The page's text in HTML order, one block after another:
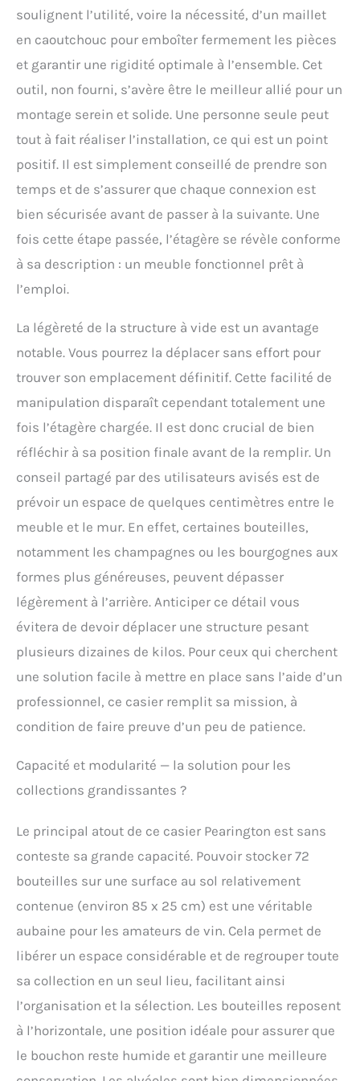
empêchant les
oscillations,
l'inclinaison ou les
chutes accidentelles
Construction en bois de
est exceptionnellement
robuste avec un
minimum de
rétrécissement ou de
gonflement. Le grain du
bois naturel peut être
amélioré avec une
teinture à base d'huile
pour compléter
parfaitement n'importe
conçu pour un
ne prend que 5 minutes
sans avoir besoin
vis ; assurez-vous que
toutes les pièces sont
correctement
positionnées avant
l'assemblage
soulignent l’utilité, voire la nécessité, d’un maillet
en caoutchouc pour emboîter fermement les pièces
et garantir une rigidité optimale à l’ensemble. Cet
outil, non fourni, s’avère être le meilleur allié pour un
montage serein et solide. Une personne seule peut
tout à fait réaliser l’installation, ce qui est un point
positif. Il est simplement conseillé de prendre son
temps et de s’assurer que chaque connexion est
bien sécurisée avant de passer à la suivante. Une
fois cette étape passée, l’étagère se révèle conforme
à sa description : un meuble fonctionnel prêt à
l’emploi.
La légèreté de la structure à vide est un avantage
notable. Vous pourrez la déplacer sans effort pour
trouver son emplacement définitif. Cette facilité de
manipulation disparaît cependant totalement une
fois l’étagère chargée. Il est donc crucial de bien
réfléchir à sa position finale avant de la remplir. Un
conseil partagé par des utilisateurs avisés est de
prévoir un espace de quelques centimètres entre le
meuble et le mur. En effet, certaines bouteilles,
notamment les champagnes ou les bourgognes aux
formes plus généreuses, peuvent dépasser
légèrement à l’arrière. Anticiper ce détail vous
évitera de devoir déplacer une structure pesant
plusieurs dizaines de kilos. Pour ceux qui cherchent
une solution facile à mettre en place sans l’aide d’un
professionnel, ce casier remplit sa mission, à
condition de faire preuve d’un peu de patience.
Capacité et modularité — la solution pour les
collections grandissantes ?
Le principal atout de ce casier Pearington est sans
conteste sa grande capacité. Pouvoir stocker 72
bouteilles sur une surface au sol relativement
contenue (environ 85 x 25 cm) est une véritable
aubaine pour les amateurs de vin. Cela permet de
libérer un espace considérable et de regrouper toute
sa collection en un seul lieu, facilitant ainsi
l’organisation et la sélection. Les bouteilles reposent
à l’horizontale, une position idéale pour assurer que
le bouchon reste humide et garantir une meilleure